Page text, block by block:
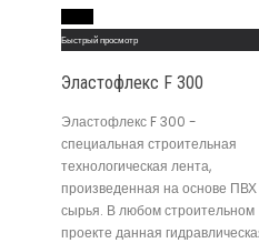
Быстрый просмотр
Эластофлекс F 300
Эластофлекс F 300 -
специальная строительная
технологическая лента,
произведенная на основе ПВХ
сырья. В любом строительном
проекте данная